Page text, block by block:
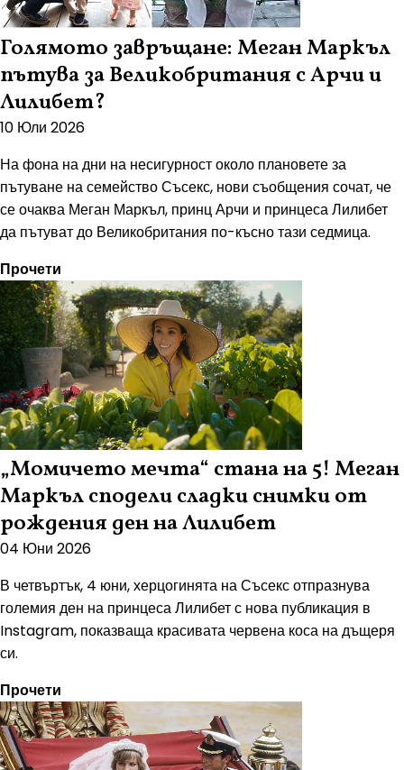
Голямото завръщане: Меган Маркъл
пътува за Великобритания с Арчи и
Лилибет?
10 Юли 2026
На фона на дни на несигурност около плановете за
пътуване на семейство Съсекс, нови съобщения сочат, че
се очаква Меган Маркъл, принц Арчи и принцеса Лилибет
да пътуват до Великобритания по-късно тази седмица.
Прочети
„Момичето мечта“ стана на 5! Меган
Маркъл сподели сладки снимки от
рождения ден на Лилибет
04 Юни 2026
В четвъртък, 4 юни, херцогинята на Съсекс отпразнува
големия ден на принцеса Лилибет с нова публикация в
Instagram, показваща красивата червена коса на дъщеря
си.
Прочети